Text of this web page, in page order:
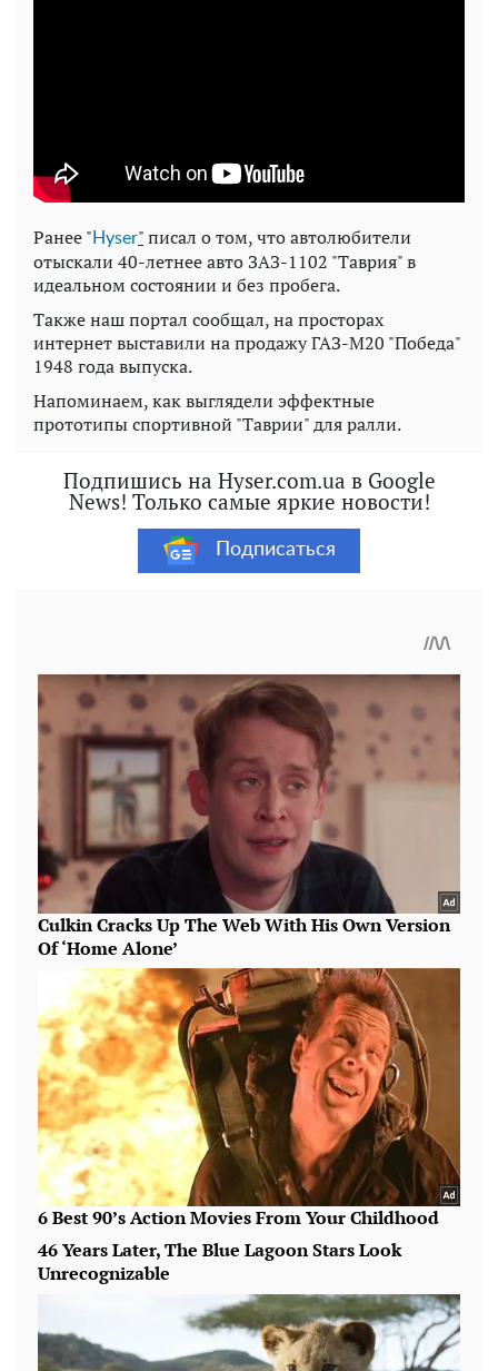
Ранее " Нyser"писал о том, что автолюбители
отыскали 40-летнее авто ЗАЗ-1102 "Таврия" в
идеальном состоянии и без пробега.
Также наш портал сообщал, на просторах
интернет выставили на продажу ГАЗ-М20 "Победа"
1948 года выпуска.
Напоминаем, как выглядели эффектные
прототипы спортивной "Таврии" для ралли.
Подпишись на Hyser.com.ua в Google
News! Только самые яркие новости!
Подписаться